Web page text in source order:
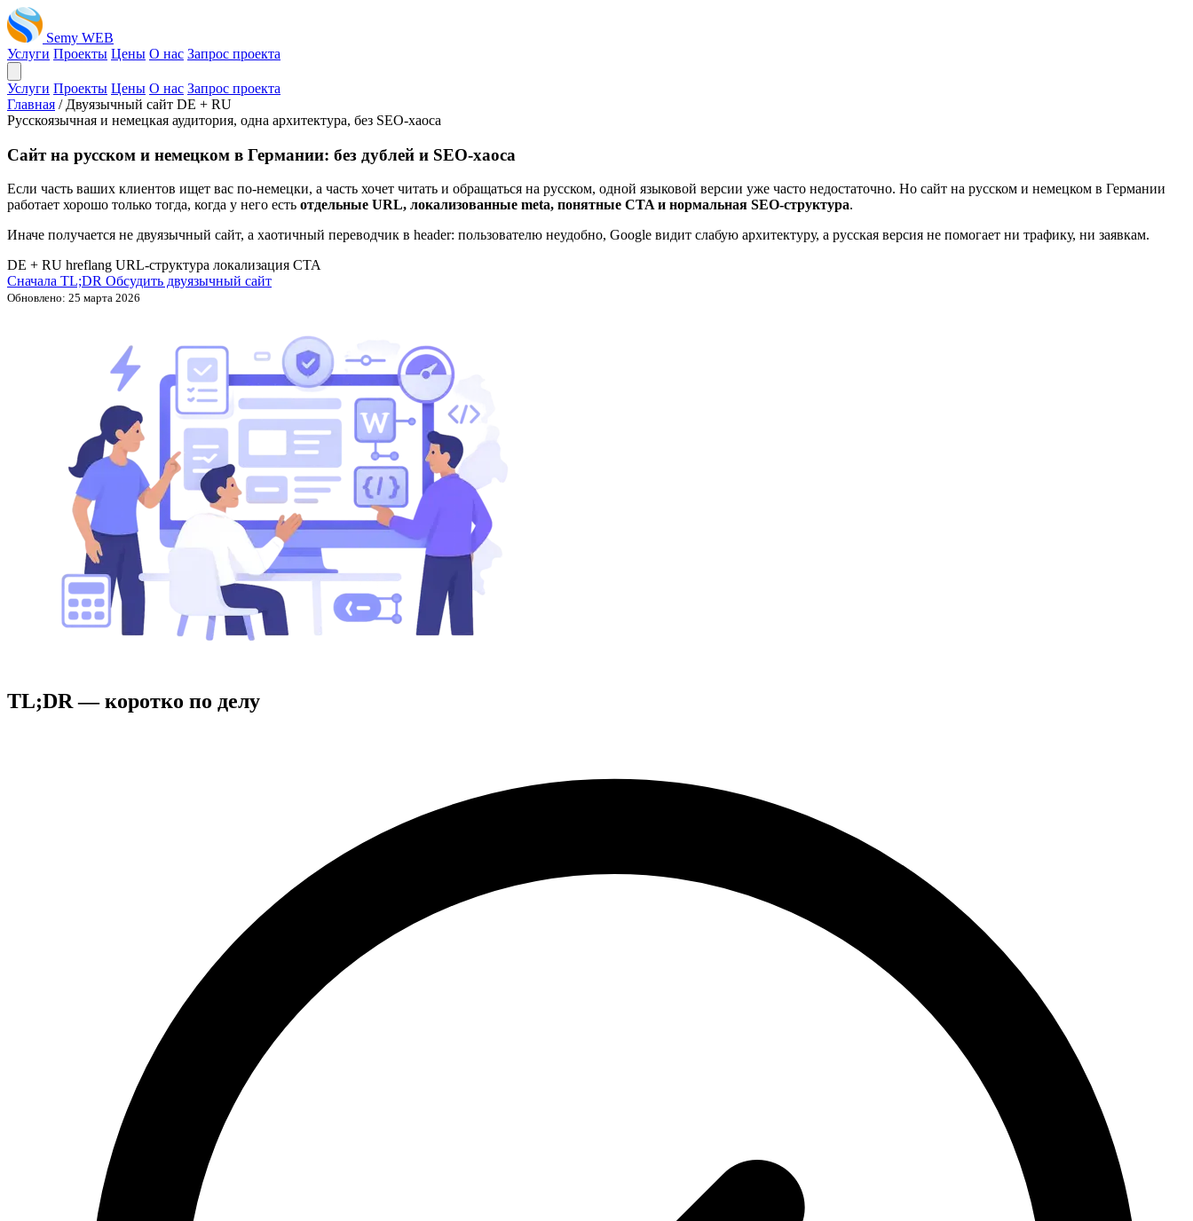
Semy WEB
Услуги Проекты Цены О нас Запрос проекта
Услуги Проекты Цены О нас Запрос проекта
Главная / Двуязычный сайт DE + RU
Русскоязычная и немецкая аудитория, одна архитектура, без SEO-хаоса
Сайт на русском и немецком в Германии: без дублей и SEO-хаоса
Если часть ваших клиентов ищет вас по-немецки, а часть хочет читать и обращаться на русском, одной языковой версии уже часто недостаточно. Но сайт на русском и немецком в Германии
работает хорошо только тогда, когда у него есть отдельные URL, локализованные meta, понятные CTA и нормальная SEO-структура.
Иначе получается не двуязычный сайт, а хаотичный переводчик в header: пользователю неудобно, Google видит слабую архитектуру, а русская версия не помогает ни трафику, ни заявкам.
DE + RU hreflang URL-структура локализация CTA
Сначала TL;DR Обсудить двуязычный сайт
Обновлено: 25 марта 2026
TL;DR — коротко по делу